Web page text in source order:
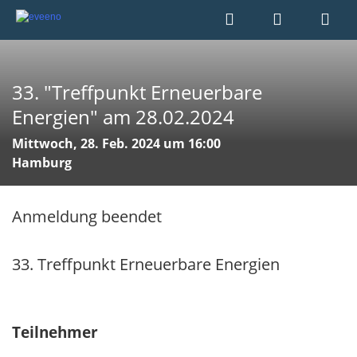
33. "Treffpunkt Erneuerbare
Energien" am 28.02.2024
Mittwoch, 28. Feb. 2024 um 16:00
Hamburg
Anmeldung beendet
33. Treffpunkt Erneuerbare Energien
Teilnehmer